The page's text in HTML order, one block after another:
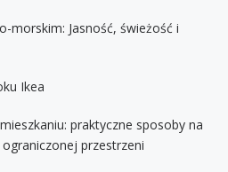
morskim: Jasność, świeżość i
Ikea
praktyczne sposoby na
przestrzeni